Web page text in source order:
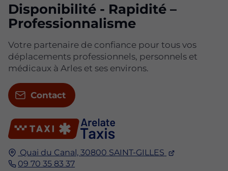
Quai du Canal,30800 SAINT-GILLES
09 70 35 83 37
Disponibilité - Rapidité –
Professionnalisme
Votre partenaire de confiance pour tous vos
déplacements professionnels, personnels et
médicaux à Arles et ses environs.
Contact